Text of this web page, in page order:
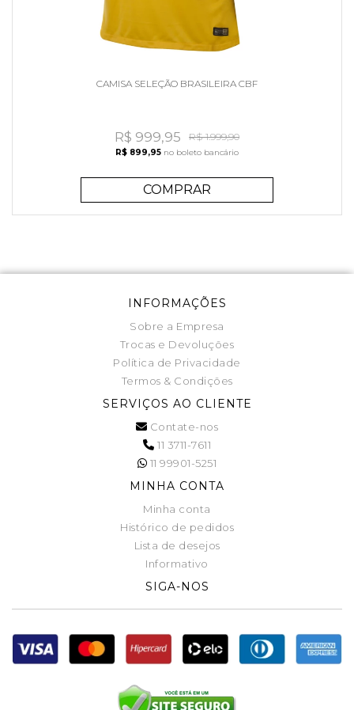
CAMISA SELEÇÃO BRASILEIRA CBF
R$ 999,95 R$ 1.999,90
R$ 899,95 no boleto bancário
COMPRAR
INFORMAÇÕES
Sobre a Empresa
Trocas e Devoluções
Política de Privacidade
Termos & Condições
SERVIÇOS AO CLIENTE
Contate-nos
11 3711-7611
11 99901-5251
MINHA CONTA
Minha conta
Histórico de pedidos
Lista de desejos
Informativo
SIGA-NOS